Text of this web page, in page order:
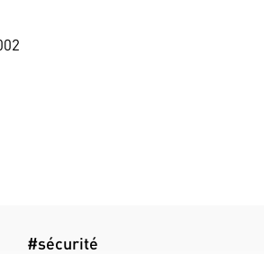
#sécurité